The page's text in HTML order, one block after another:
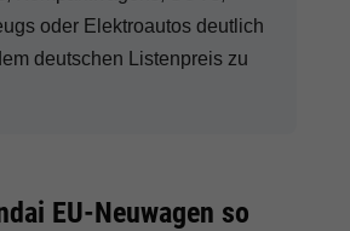
oder Elektroautos deutlich
deutschen Listenpreis zu
EU-Neuwagen so